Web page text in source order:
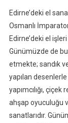
Edirne’deki el
Osmanlı
Edirne’deki el
Günümüzde de
etmekte; sandık
yapılan
yapımcılığı,
ahşap oyuculuğu
sanatlarıdır.